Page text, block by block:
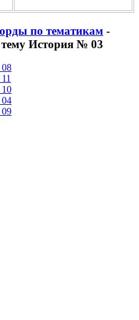
по тематикам -
История № 03